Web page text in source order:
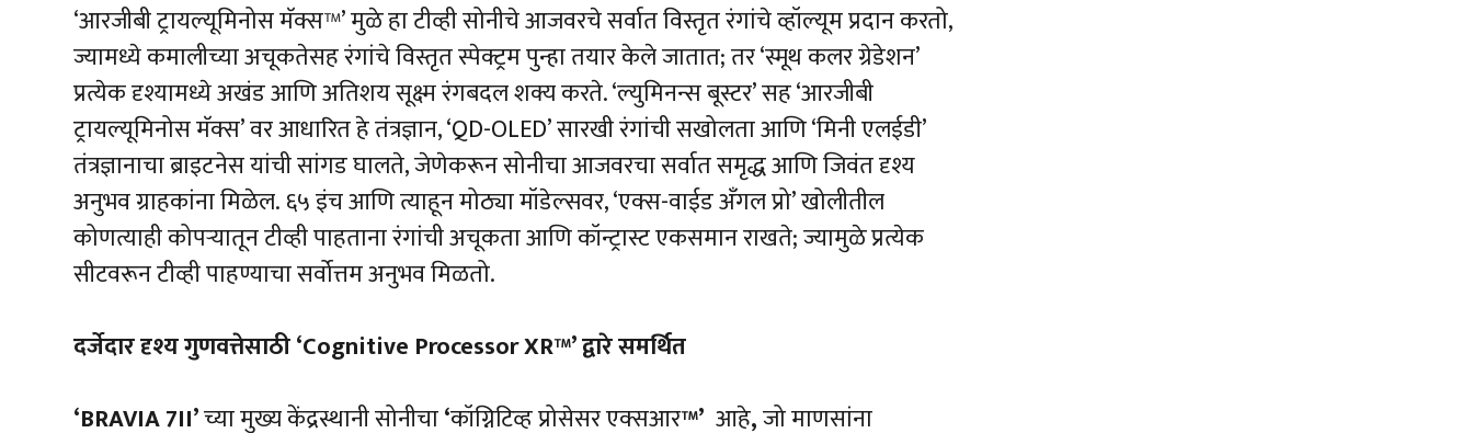
‘आरजीबी ट्रायल्यूमिनोस मॅक्स™’ मुळे हा टीव्ही सोनीचे आजवरचे सर्वात विस्तृत रंगांचे व्हॉल्यूम प्रदान करतो,
ज्यामध्ये कमालीच्या अचूकतेसह रंगांचे विस्तृत स्पेक्ट्रम पुन्हा तयार केले जातात; तर ‘स्मूथ कलर ग्रेडेशन’
प्रत्येक दृश्यामध्ये अखंड आणि अतिशय सूक्ष्म रंगबदल शक्य करते. ‘ल्युमिनन्स बूस्टर’ सह ‘आरजीबी
ट्रायल्यूमिनोस मॅक्स’ वर आधारित हे तंत्रज्ञान, ‘QD-OLED’ सारखी रंगांची सखोलता आणि ‘मिनी एलईडी’
तंत्रज्ञानाचा ब्राइटनेस यांची सांगड घालते, जेणेकरून सोनीचा आजवरचा सर्वात समृद्ध आणि जिवंत दृश्य
अनुभव ग्राहकांना मिळेल. ६५ इंच आणि त्याहून मोठ्या मॉडेल्सवर, ‘एक्स-वाईड अँगल प्रो’ खोलीतील
कोणत्याही कोपऱ्यातून टीव्ही पाहताना रंगांची अचूकता आणि कॉन्ट्रास्ट एकसमान राखते; ज्यामुळे प्रत्येक
सीटवरून टीव्ही पाहण्याचा सर्वोत्तम अनुभव मिळतो.
दर्जेदार दृश्य गुणवत्तेसाठी‘Cognitive Processor XR™’ द्वारे समर्थित
‘BRAVIA 7II’च्या मुख्य केंद्रस्थानी सोनीचा‘कॉग्निटिव्ह प्रोसेसर एक्सआर™’ आहे,जो माणसांना